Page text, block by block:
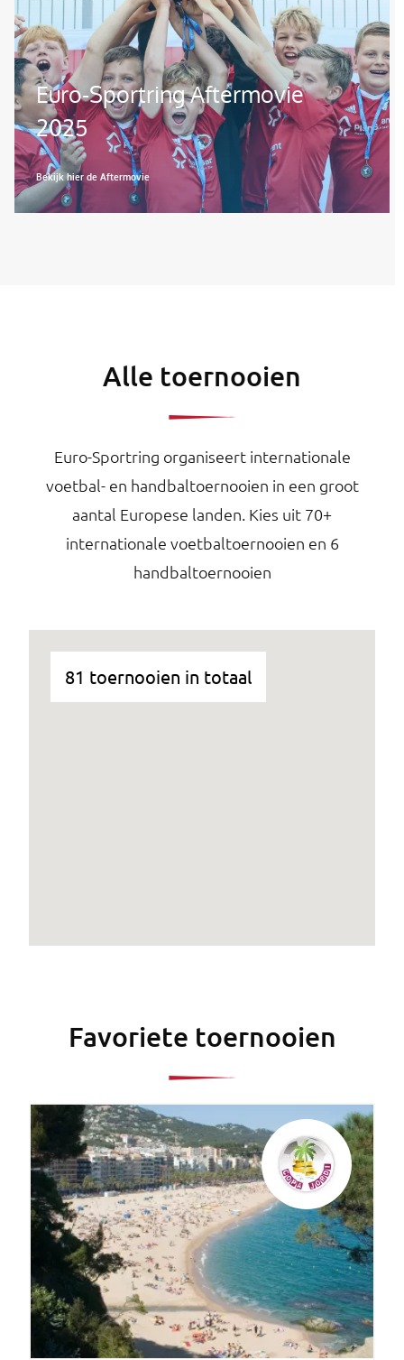
Euro-Sportring Aftermovie
2025
Bekijk hier de Aftermovie
Alle toernooien
Euro-Sportring organiseert internationale
voetbal- en handbaltoernooien in een groot
aantal Europese landen. Kies uit 70+
internationale voetbaltoernooien en 6
handbaltoernooien
81 toernooien in totaal
Favoriete toernooien